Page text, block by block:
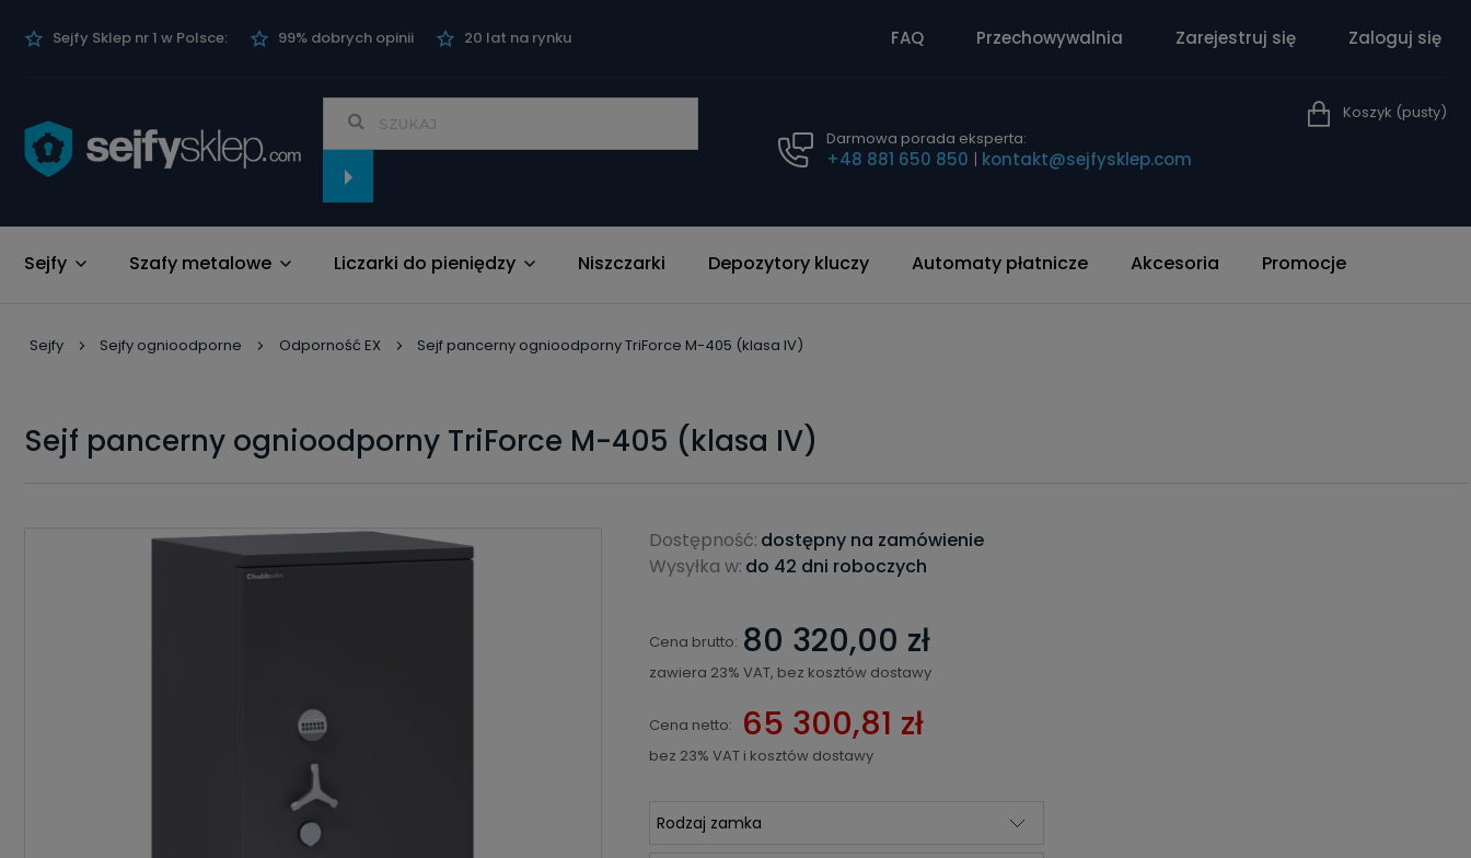
Sejfy Sklep nr 1 w Polsce: 99% dobrych opinii 20 lat na rynku FAQ Przechowywalnia Zarejestruj się Zaloguj się
Darmowa porada eksperta:
+48 881 650 850 | kontakt@sejfysklep.com
Koszyk (pusty)
Sejfy Szafy metalowe Liczarki do pieniędzy Niszczarki Depozytory kluczy Automaty płatnicze Akcesoria Promocje
Nowości
Sejfy Sejfy ognioodporne Odporność EX Sejf pancerny ognioodporny TriForce M-405 (klasa IV)
Sejf pancerny ognioodporny TriForce M-405 (klasa IV)
Dostępność: dostępny na zamówienie
Wysyłka w: do 42 dni roboczych
Cena brutto: 80 320,00 zł
zawiera 23% VAT, bez kosztów dostawy
Cena netto: 65 300,81 zł
bez 23% VAT i kosztów dostawy